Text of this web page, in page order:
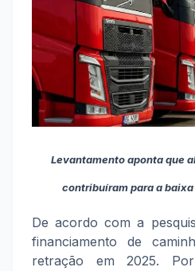
Levantamento aponta que
contribuíram para a
De acordo com a
financiamento de
retração em 2025.